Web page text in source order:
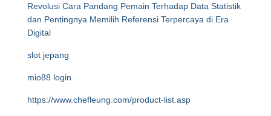
Revolusi Cara Pandang Pemain Terhadap Data Statistik
dan Pentingnya Memilih Referensi Terpercaya di Era
Digital
slot jepang
mio88 login
https://www.chefleung.com/product-list.asp